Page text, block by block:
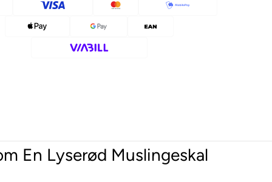
En Lyserød Muslingeskal